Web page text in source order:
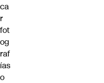
ca
r
fot
og
raf
ías
o